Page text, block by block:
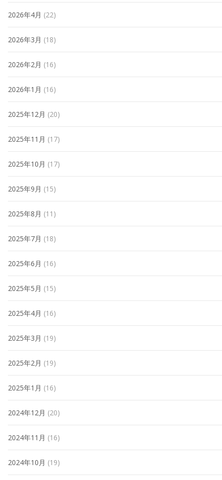
2026年4月 (22)
2026年3月 (18)
2026年2月 (16)
2026年1月 (16)
2025年12月 (20)
2025年11月 (17)
2025年10月 (17)
2025年9月 (15)
2025年8月 (11)
2025年7月 (18)
2025年6月 (16)
2025年5月 (15)
2025年4月 (16)
2025年3月 (19)
2025年2月 (19)
2025年1月 (16)
2024年12月 (20)
2024年11月 (16)
2024年10月 (19)